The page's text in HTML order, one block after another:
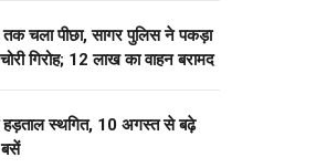
चला पीछा, सागर पुलिस ने पकड़ा
गिरोह; 12 लाख का वाहन बरामद
स्थगित, 10 अगस्त से बढ़े
बसें